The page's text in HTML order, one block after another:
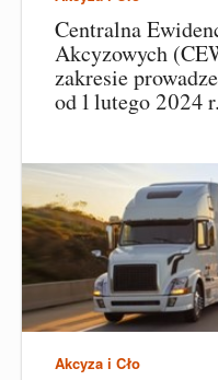
Centralna
Akcyzowych
zakresie
od 1 lutego 2024 r.
Akcyza i Cło